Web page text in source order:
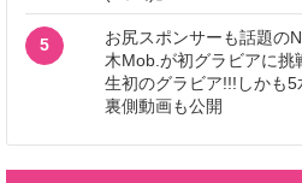
5
お尻スポンサーも話題の
木Mob.が初グラビアに挑
生初のグラビア!!!しかも
裏側動画も公開